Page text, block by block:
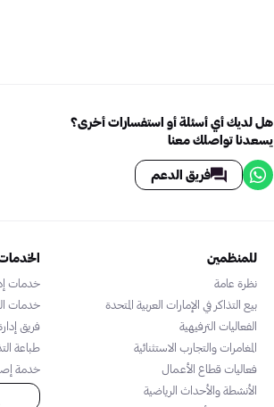
هل لديك أي أسئلة أو استفسارات أخرى؟
يسعدنا تواصلك معنا
فريق الدعم
للمنظمين
نظرة عامة
بيع التذاكر في الإمارات العربية المتحدة
الفعاليات الترفيهية
المغامرات والتجارب الاستثنائية
فعاليات قطاع الأعمال
الأنشطة والأحداث الرياضية
خدمات
خدمات
فريق
طباعة
خدمة